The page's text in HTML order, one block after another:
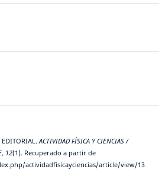
EDITORIAL.ACTIVIDAD FÍSICA Y CIENCIAS /
, 12(1). Recuperado a partir de
actividadfisicayciencias/article/view/13